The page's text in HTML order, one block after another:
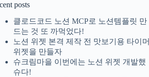
posts
클로드코드 노션 MCP로 노션템플릿 만
드는 것 또 까먹었다!
노션 위젯 본격 제작 전 맛보기용 타이머
위젯을 만들자
슈크림마을 이번에는 노션 위젯 개발했
슈다!